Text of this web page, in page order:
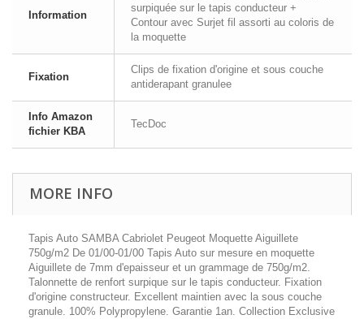
Information
surpiquée sur le tapis conducteur +
Contour avec Surjet fil assorti au coloris de
la moquette
Fixation
Clips de fixation d'origine et sous couche
antiderapant granulee
Info Amazon
fichier KBA
TecDoc
MORE INFO
Tapis Auto SAMBA Cabriolet Peugeot Moquette Aiguillete
750g/m2 De 01/00-01/00 Tapis Auto sur mesure en moquette
Aiguillete de 7mm d'epaisseur et un grammage de 750g/m2.
Talonnette de renfort surpique sur le tapis conducteur. Fixation
d'origine constructeur. Excellent maintien avec la sous couche
granule. 100% Polypropylene. Garantie 1an. Collection Exclusive